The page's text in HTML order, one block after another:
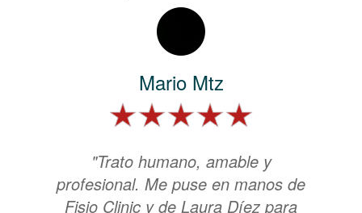
Mario Mtz
"Trato humano, amable y
profesional. Me puse en manos de
Fisio Clinic y de Laura Díez para